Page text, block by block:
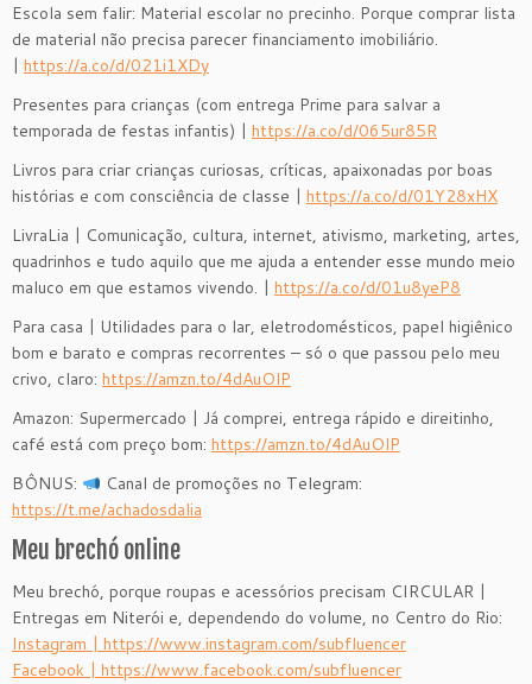
Escola sem falir: Material escolar no precinho. Porque comprar lista
de material não precisa parecer financiamento imobiliário.
| https://a.co/d/021i1XDy
Presentes para crianças (com entrega Prime para salvar a
temporada de festas infantis) | https://a.co/d/065ur85R
Livros para criar crianças curiosas, críticas, apaixonadas por boas
histórias e com consciência de classe | https://a.co/d/01Y28xHX
LivraLia | Comunicação, cultura, internet, ativismo, marketing, artes,
quadrinhos e tudo aquilo que me ajuda a entender esse mundo meio
maluco em que estamos vivendo. | https://a.co/d/01u8yeP8
Para casa | Utilidades para o lar, eletrodomésticos, papel higiênico
bom e barato e compras recorrentes – só o que passou pelo meu
crivo, claro: https://amzn.to/4dAuOlP
Amazon: Supermercado | Já comprei, entrega rápido e direitinho,
café está com preço bom: https://amzn.to/4dAuOlP
BÔNUS:
Canal de promoções no Telegram:
https://t.me/achadosdalia
Meu brechó online
Meu brechó, porque roupas e acessórios precisam CIRCULAR |
Entregas em Niterói e, dependendo do volume, no Centro do Rio:
Instagram | https://www.instagram.com/subfluencer
Facebook | https://www.facebook.com/subfluencer